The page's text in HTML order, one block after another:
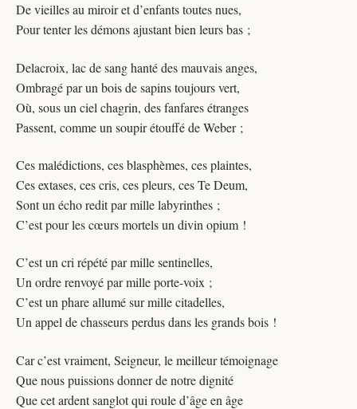
De vieilles au miroir et d’enfants toutes nues,
Pour tenter les démons ajustant bien leurs bas ;
Delacroix, lac de sang hanté des mauvais anges,
Ombragé par un bois de sapins toujours vert,
Où, sous un ciel chagrin, des fanfares étranges
Passent, comme un soupir étouffé de Weber ;
Ces malédictions, ces blasphèmes, ces plaintes,
Ces extases, ces cris, ces pleurs, ces Te Deum,
Sont un écho redit par mille labyrinthes ;
C’est pour les cœurs mortels un divin opium !
C’est un cri répété par mille sentinelles,
Un ordre renvoyé par mille porte-voix ;
C’est un phare allumé sur mille citadelles,
Un appel de chasseurs perdus dans les grands bois !
Car c’est vraiment, Seigneur, le meilleur témoignage
Que nous puissions donner de notre dignité
Que cet ardent sanglot qui roule d’âge en âge